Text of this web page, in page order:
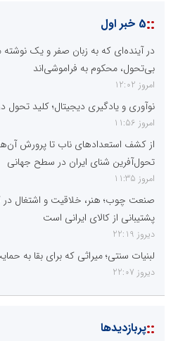
::5 خبر اول
در آینده‌ای که به زبان صفر و یک
بی‌تحول، محکوم به فراموشی‌اند
امروز 12:02
نوآوری و یادگیری دیجیتال؛ کلید
امروز 11:56
از کشف استعدادهای ناب تا پرورش آن‌ها
تحول‌آفرین شنای ایران در سطح جهانی
امروز 11:35
صنعت چوب؛ هنر، خلاقیت و اشتغال در
پشتیبانی از کالای ایرانی است
دیروز 22:19
لبنیات سنتی؛ میراثی که برای بقا به
دیروز 22:07
::پربازدیدها